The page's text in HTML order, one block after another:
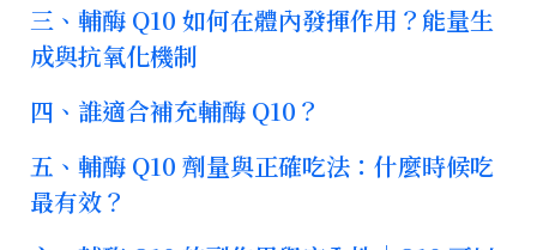
三、輔酶 Q10 如何在體內發揮作用？能量生
成與抗氧化機制
四、誰適合補充輔酶 Q10？
五、輔酶 Q10 劑量與正確吃法：什麼時候吃
最有效？